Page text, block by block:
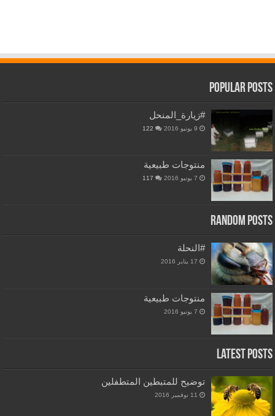
Popular Posts
#زيارة_المنحل
9 يونيو 2016 122
منتوجات طبيعية
7 يونيو 2016 117
Random Posts
#النحلة
17 يناير 2016
منتوجات طبيعية
7 يونيو 2016
Latest Posts
توضيح للمتبطين المتطفلين
11 نوفمبر 2016